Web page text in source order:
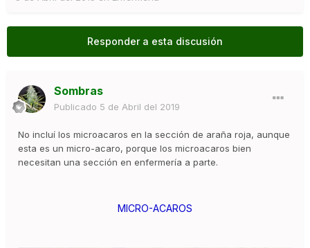
Responder a esta discusión
Sombras
Publicado 5 de Abril del 2019
No incluí los microacaros en la sección de araña roja, aunque
esta es un micro-acaro, porque los microacaros bien
necesitan una sección en enfermería a parte.
MICRO-ACAROS